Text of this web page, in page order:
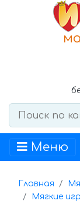
Меню
Главная
Мягкие